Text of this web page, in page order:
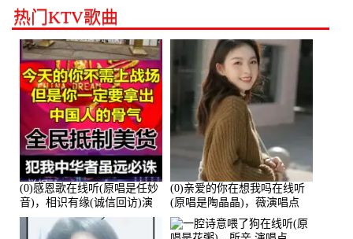
热门KTV歌曲
(0)感恩歌在线听(原唱是任妙
音)，相识有缘(诚信回访)演
唱点播:161288次
(0)亲爱的你在想我吗在线听
(原唱是陶晶晶)，薇演唱点
播:159722次